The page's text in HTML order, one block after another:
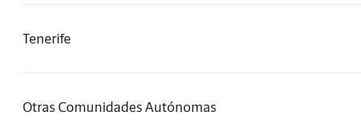
Tenerife
Otras Comunidades Autónomas